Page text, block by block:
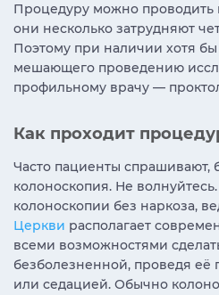
Процедуру можно проводить
они несколько затрудняют
Поэтому при наличии хотя бы
мешающего проведению
профильному врачу —
Как проходит
Часто пациенты спрашивают,
колоноскопия. Не
колоноскопии без наркоза,
Церкви располагает
всеми возможностями
безболезненной, проведя её
или седацией. Обычно